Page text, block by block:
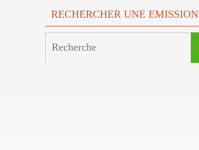
RECHERCHER UNE EMISSION